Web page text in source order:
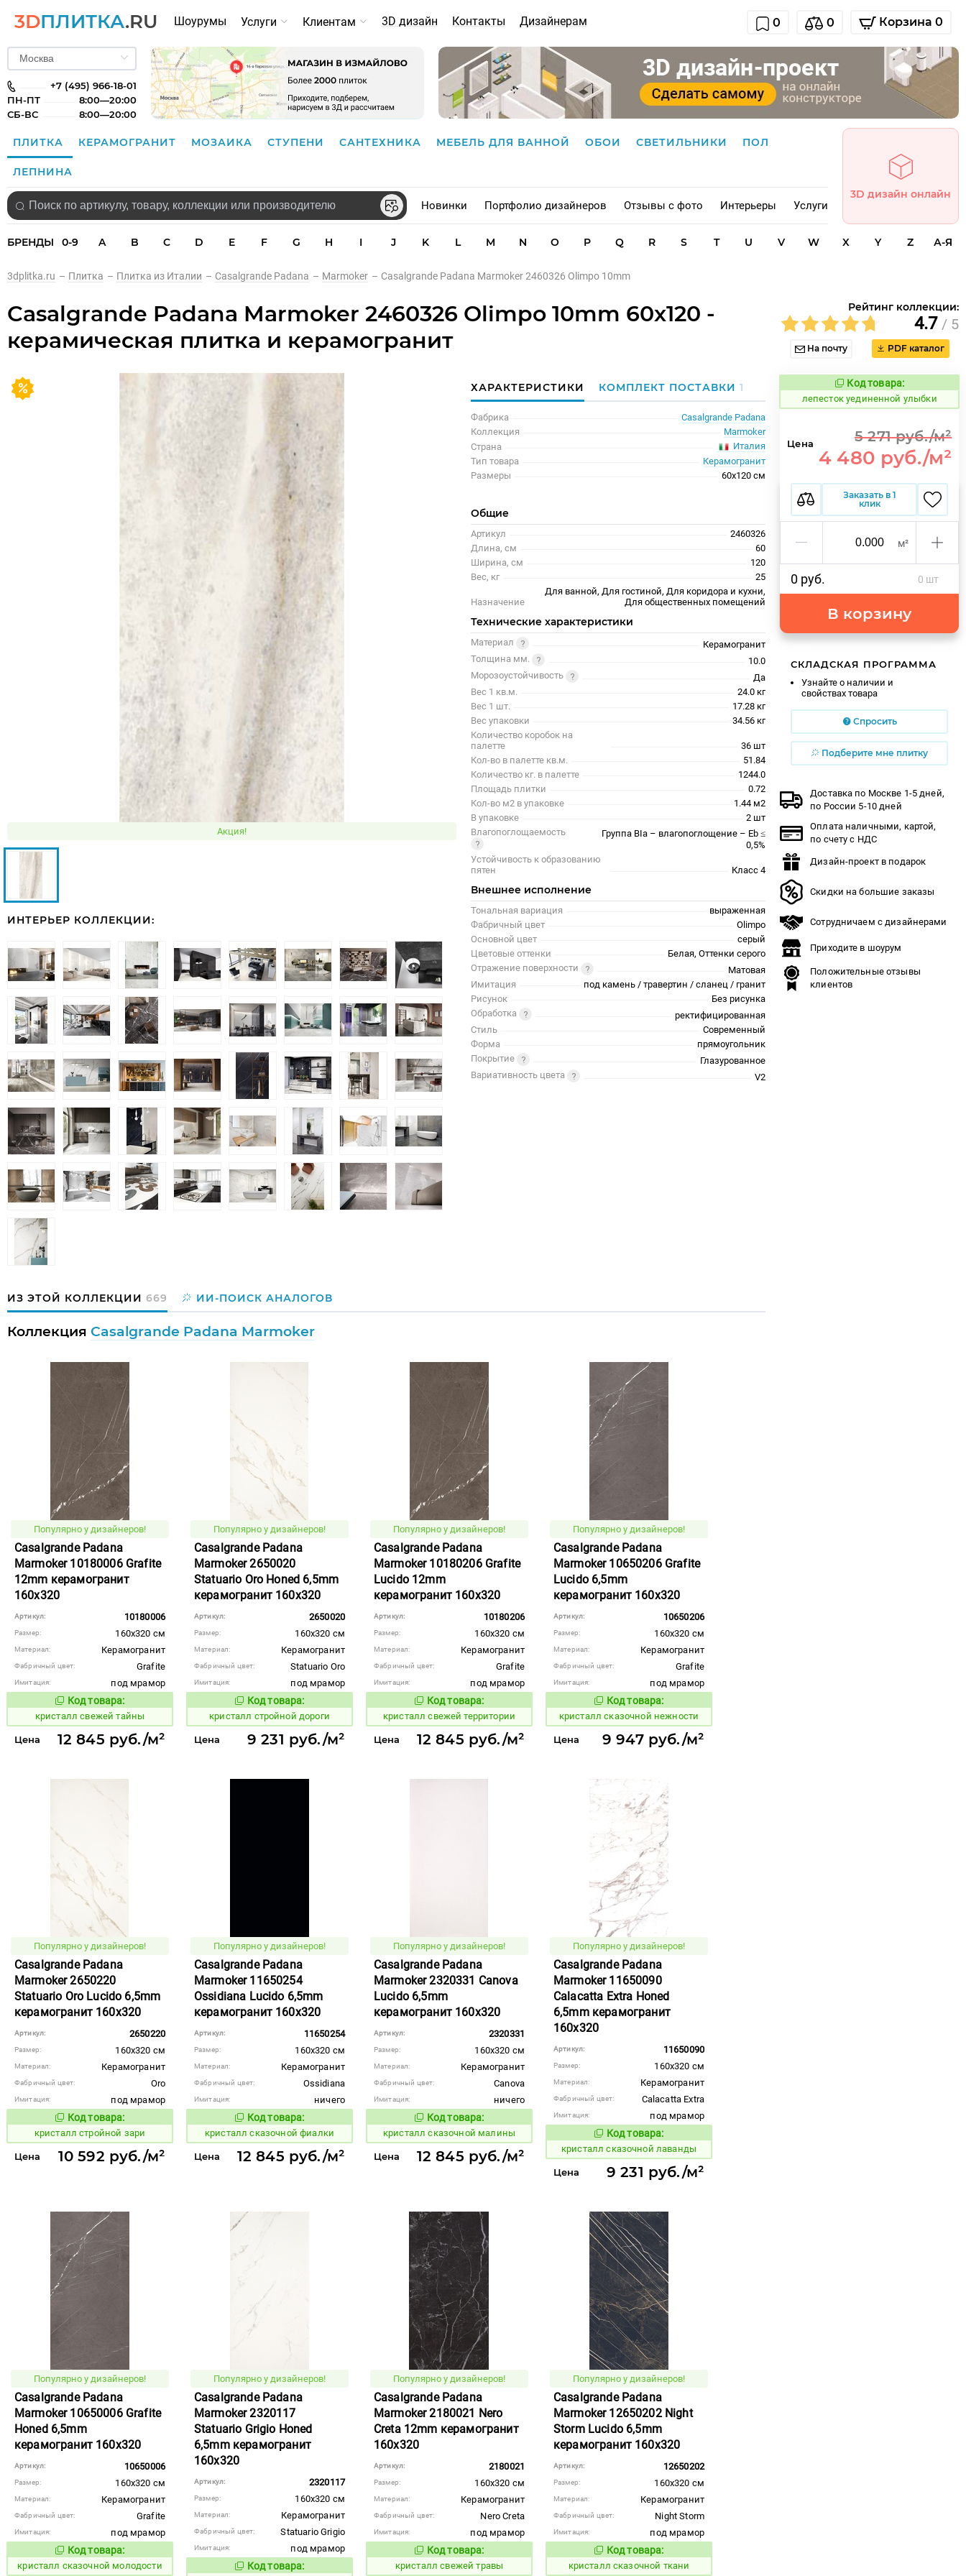
3DПЛИТКА.RU Шоурумы Услуги Клиентам 3D дизайн Контакты Дизайнерам 0 0 Корзина 0
+7 (495) 966-18-01
ПН-ПТ
8:00—20:00
СБ-ВС
8:00—20:00
ПЛИТКА КЕРАМОГРАНИТ МОЗАИКА СТУПЕНИ САНТЕХНИКА МЕБЕЛЬ ДЛЯ ВАННОЙ ОБОИ СВЕТИЛЬНИКИ ПОЛ
ЛЕПНИНА
Новинки Портфолио дизайнеров Отзывы с фото Интерьеры Услуги
3D дизайн онлайн
БРЕНДЫ 0-9 A B C D E F G H I J K L M N O P Q R S T U V W X Y Z А-Я
3dplitka.ru – Плитка – Плитка из Италии – Casalgrande Padana – Marmoker – Casalgrande Padana Marmoker 2460326 Olimpo 10mm
Casalgrande Padana Marmoker 2460326 Olimpo 10mm 60x120 -
керамическая плитка и керамогранит
Рейтинг коллекции:
4.7 / 5
На почту PDF каталог
Акция!
ИНТЕРЬЕР КОЛЛЕКЦИИ:
ХАРАКТЕРИСТИКИ КОМПЛЕКТ ПОСТАВКИ1
Фабрика
Casalgrande Padana
Коллекция
Marmoker
Страна
Италия
Тип товара
Керамогранит
Размеры
60x120 см
Общие
Артикул
2460326
Длина, см
60
Ширина, см
120
Вес, кг
25
Назначение
Для ванной, Для гостиной, Для коридора и кухни,
Для общественных помещений
Технические характеристики
Материал
Керамогранит
Толщина мм.
10.0
Морозоустойчивость
Да
Вес 1 кв.м.
24.0 кг
Вес 1 шт.
17.28 кг
Вес упаковки
34.56 кг
Количество коробок на
палетте
36 шт
Кол-во в палетте кв.м.
51.84
Количество кг. в палетте
1244.0
Площадь плитки
0.72
Кол-во м2 в упаковке
1.44 м2
В упаковке
2 шт
Влагопоглощаемость
Группа BIa – влагопоглощение – Eb ≤
0,5%
Устойчивость к образованию
пятен
Класс 4
Внешнее исполнение
Тональная вариация
выраженная
Фабричный цвет
Olimpo
Основной цвет
серый
Цветовые оттенки
Белая, Оттенки серого
Отражение поверхности
Матовая
Имитация
под камень / травертин / сланец / гранит
Рисунок
Без рисунка
Обработка
ректифицированная
Стиль
Современный
Форма
прямоугольник
Покрытие
Глазурованное
Вариативность цвета
V2
ИЗ ЭТОЙ КОЛЛЕКЦИИ 669 ИИ-ПОИСК АНАЛОГОВ
Коллекция Casalgrande Padana Marmoker
Популярно у дизайнеров!
Casalgrande Padana
Marmoker 10180006 Grafite
12mm керамогранит
160x320
Артикул: 10180006
Размер: 160x320 см
Материал: Керамогранит
Фабричный цвет: Grafite
Имитация:
под мрамор
Код товара:
822851 Код товара:
кристалл свежей тайны
Цена 12 845 руб./м²
Популярно у дизайнеров!
Casalgrande Padana
Marmoker 2650020
Statuario Oro Honed 6,5mm
керамогранит 160x320
Артикул: 2650020
Размер: 160x320 см
Материал: Керамогранит
Фабричный цвет: Statuario Oro
Имитация:
под мрамор
Код товара:
823647 Код товара:
кристалл стройной дороги
Цена 9 231 руб./м²
Популярно у дизайнеров!
Casalgrande Padana
Marmoker 10180206 Grafite
Lucido 12mm
керамогранит 160x320
Артикул: 10180206
Размер: 160x320 см
Материал: Керамогранит
Фабричный цвет: Grafite
Имитация:
под мрамор
Код товара:
822854 Код товара:
кристалл свежей территории
Цена 12 845 руб./м²
Популярно у дизайнеров!
Casalgrande Padana
Marmoker 10650206 Grafite
Lucido 6,5mm
керамогранит 160x320
Артикул: 10650206
Размер: 160x320 см
Материал: Керамогранит
Фабричный цвет: Grafite
Имитация:
под мрамор
Код товара:
823558 Код товара:
кристалл сказочной нежности
Цена 9 947 руб./м²
Популярно у дизайнеров!
Casalgrande Padana
Marmoker 2650220
Statuario Oro Lucido 6,5mm
керамогранит 160x320
Артикул: 2650220
Размер: 160x320 см
Материал: Керамогранит
Фабричный цвет: Oro
Имитация:
под мрамор
Код товара:
823653 Код товара:
кристалл стройной зари
Цена 10 592 руб./м²
Популярно у дизайнеров!
Casalgrande Padana
Marmoker 11650254
Ossidiana Lucido 6,5mm
керамогранит 160x320
Артикул: 11650254
Размер: 160x320 см
Материал: Керамогранит
Фабричный цвет: Ossidiana
Имитация:
ничего
Код товара:
823614 Код товара:
кристалл сказочной фиалки
Цена 12 845 руб./м²
Популярно у дизайнеров!
Casalgrande Padana
Marmoker 2320331 Canova
Lucido 6,5mm
керамогранит 160x320
Артикул: 2320331
Размер: 160x320 см
Материал: Керамогранит
Фабричный цвет: Canova
Имитация:
ничего
Код товара:
823546 Код товара:
кристалл сказочной малины
Цена 12 845 руб./м²
Популярно у дизайнеров!
Casalgrande Padana
Marmoker 11650090
Calacatta Extra Honed
6,5mm керамогранит
160x320
Артикул: 11650090
Размер: 160x320 см
Материал: Керамогранит
Фабричный цвет: Calacatta Extra
Имитация:
под мрамор
Код товара:
823541 Код товара:
кристалл сказочной лаванды
Цена 9 231 руб./м²
Популярно у дизайнеров!
Casalgrande Padana
Marmoker 10650006 Grafite
Honed 6,5mm
керамогранит 160x320
Артикул: 10650006
Размер: 160x320 см
Материал: Керамогранит
Фабричный цвет: Grafite
Имитация:
под мрамор
Код товара:
823554 Код товара:
кристалл сказочной молодости
Популярно у дизайнеров!
Casalgrande Padana
Marmoker 2320117
Statuario Grigio Honed
6,5mm керамогранит
160x320
Артикул: 2320117
Размер: 160x320 см
Материал: Керамогранит
Фабричный цвет: Statuario Grigio
Имитация:
под мрамор
Код товара:
823626 Код товара:
Популярно у дизайнеров!
Casalgrande Padana
Marmoker 2180021 Nero
Creta 12mm керамогранит
160x320
Артикул: 2180021
Размер: 160x320 см
Материал: Керамогранит
Фабричный цвет: Nero Creta
Имитация:
под мрамор
Код товара:
822857 Код товара:
кристалл свежей травы
Популярно у дизайнеров!
Casalgrande Padana
Marmoker 12650202 Night
Storm Lucido 6,5mm
керамогранит 160x320
Артикул: 12650202
Размер: 160x320 см
Материал: Керамогранит
Фабричный цвет: Night Storm
Имитация:
под мрамор
Код товара:
823605 Код товара:
кристалл сказочной ткани
Код товара:
872986 Код товара:
лепесток уединенной улыбки
Цена 5 271 руб./м²
4 480 руб./м²
Заказать в 1
клик
м²
0 руб. 0 шт
В корзину
СКЛАДСКАЯ ПРОГРАММА
Узнайте о наличии и
свойствах товара
Спросить
Подберите мне плитку
Доставка по Москве 1-5 дней,
по России 5-10 дней
Оплата наличными, картой,
по счету с НДС
Дизайн-проект в подарок
Скидки на большие заказы
Сотрудничаем с дизайнерами
Приходите в шоурум
Положительные отзывы
клиентов